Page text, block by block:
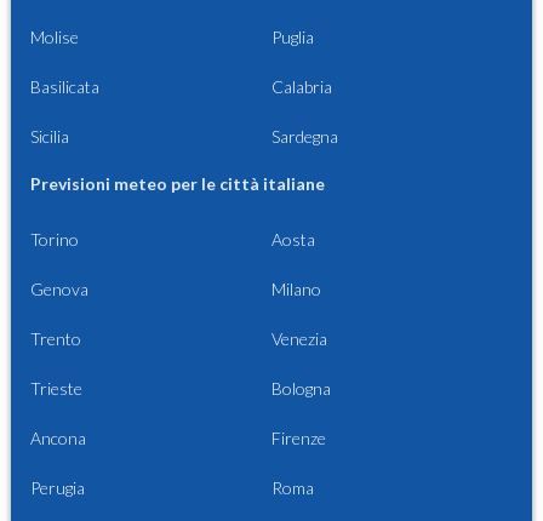
Molise Puglia
Basilicata Calabria
Sicilia Sardegna
Previsioni meteo per le città italiane
Torino Aosta
Genova Milano
Trento Venezia
Trieste Bologna
Ancona Firenze
Perugia Roma